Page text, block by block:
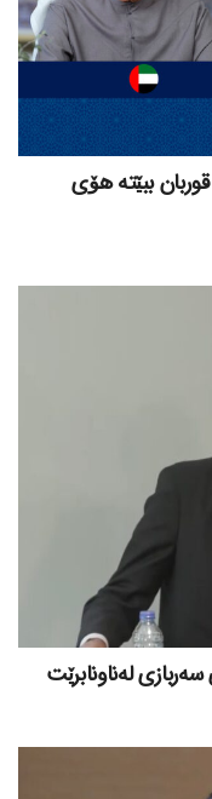
ببێتە هۆی
لەناونابرێت